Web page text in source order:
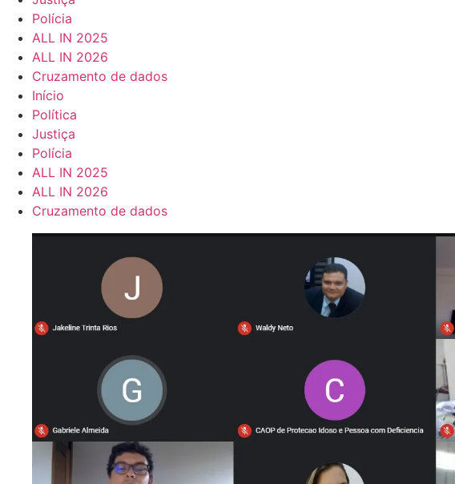
Polícia
ALL IN 2025
ALL IN 2026
Cruzamento de dados
Início
Política
Justiça
Polícia
ALL IN 2025
ALL IN 2026
Cruzamento de dados